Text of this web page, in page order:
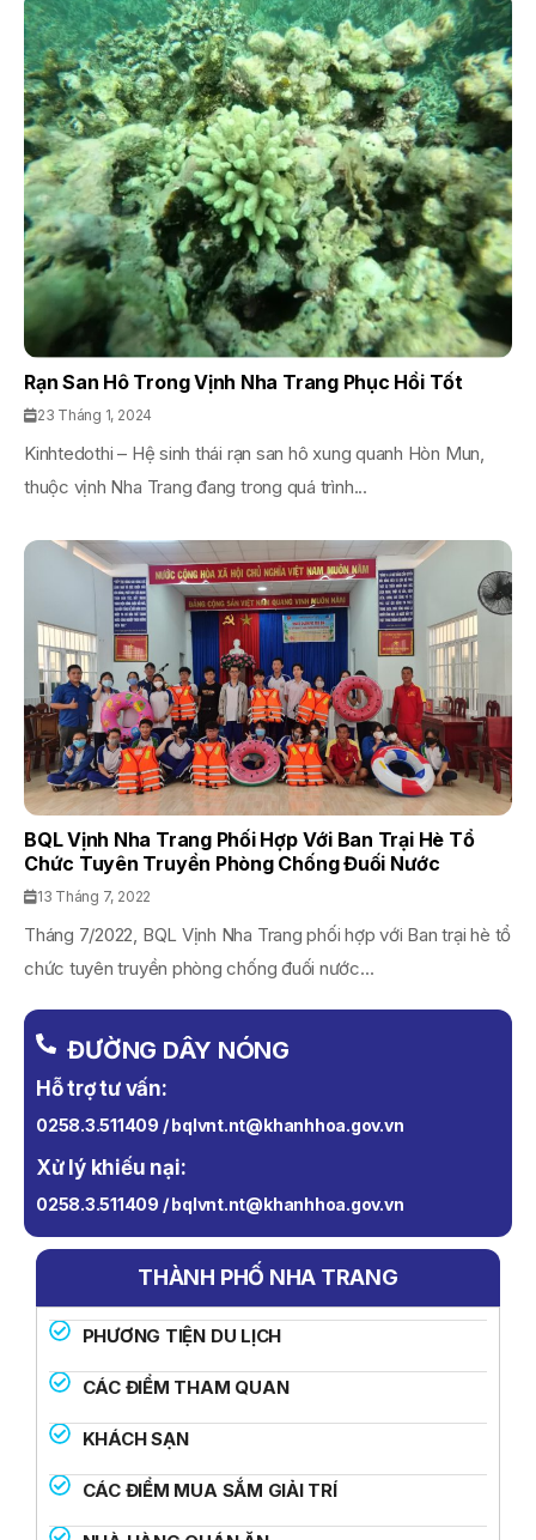
Rạn San Hô Trong Vịnh Nha Trang Phục Hồi Tốt
23 Tháng 1, 2024
Kinhtedothi – Hệ sinh thái rạn san hô xung quanh Hòn Mun,
thuộc vịnh Nha Trang đang trong quá trình...
BQL Vịnh Nha Trang Phối Hợp Với Ban Trại Hè Tổ
Chức Tuyên Truyền Phòng Chống Đuối Nước
13 Tháng 7, 2022
Tháng 7/2022, BQL Vịnh Nha Trang phối hợp với Ban trại hè tổ
chức tuyên truyền phòng chống đuối nước...
ĐƯỜNG DÂY NÓNG
Hỗ trợ tư vấn:
0258.3.511409 / bqlvnt.nt@khanhhoa.gov.vn
Xử lý khiếu nại:
0258.3.511409 / bqlvnt.nt@khanhhoa.gov.vn
THÀNH PHỐ NHA TRANG
PHƯƠNG TIỆN DU LỊCH
CÁC ĐIỂM THAM QUAN
KHÁCH SẠN
CÁC ĐIỂM MUA SẮM GIẢI TRÍ